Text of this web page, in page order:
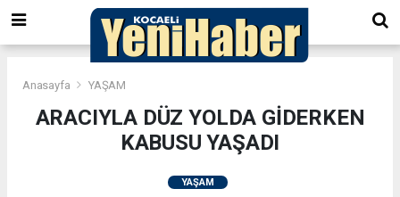
Anasayfa YAŞAM
ARACIYLA DÜZ YOLDA GİDERKEN
KABUSU YAŞADI
YAŞAM